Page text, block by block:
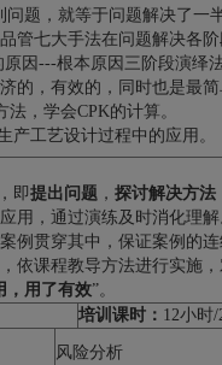
题，就等于问题解决了一
管七大手法在问题解决各
因---根本原因三阶段演绎
的，有效的，同时也是最
，学会CPK的计算。
产工艺设计过程中的应用。
即提出问题 ， 探讨解决方法
用，通过演练及时消化理
例贯穿其中，保证案例的
依课程教导方法进行实施
，用了有效”。
培训课时： 12小时/
风险分析